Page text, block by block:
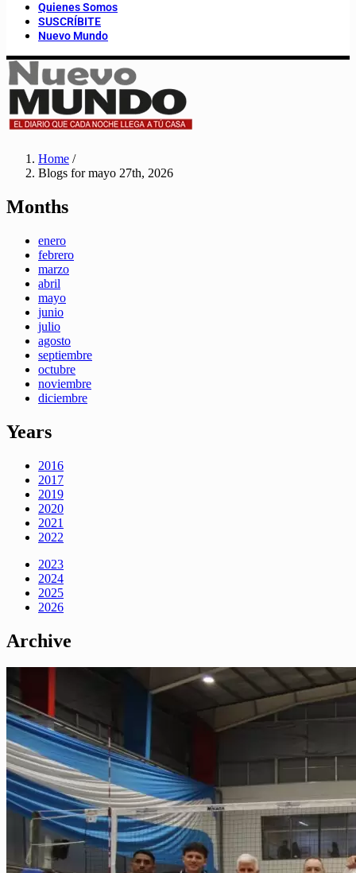
Quienes Somos
SUSCRÍBITE
Nuevo Mundo
Home /
Blogs for mayo 27th, 2026
Months
enero
febrero
marzo
abril
mayo
junio
julio
agosto
septiembre
octubre
noviembre
diciembre
Years
2016
2017
2019
2020
2021
2022
2023
2024
2025
2026
Archive